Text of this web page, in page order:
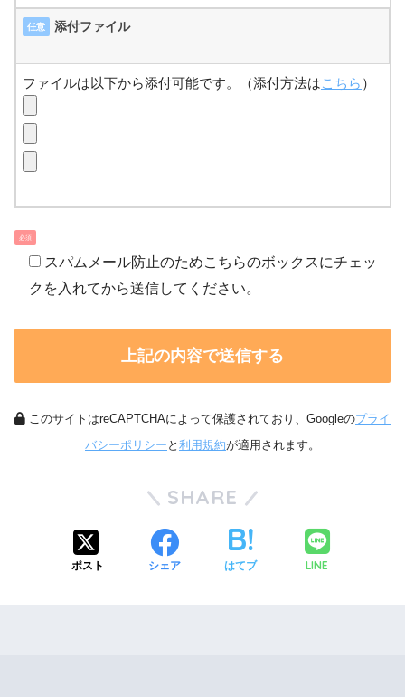
任意 添付ファイル
ファイルは以下から添付可能です。（添付方法はこちら ）
必須
スパムメール防止のためこちらのボックスにチェッ
クを入れてから送信してください。
このサイトはreCAPTCHAによって保護されており、Googleのプライ
バシーポリシー と 利用規約が適用されます。
SHARE
ポスト シェア はてブ LINE